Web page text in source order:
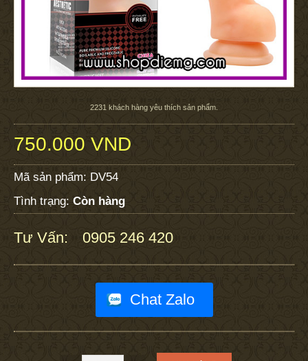
2231 khách hàng yêu thích sản phẩm.
750.000 VND
Mã sản phẩm: DV54
Tình trạng: Còn hàng
Tư Vấn: 0905 246 420
Chat Zalo